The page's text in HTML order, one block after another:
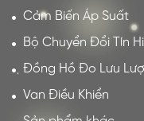
Cảm Biến Áp Suất
Bộ Chuyển Đổi Tín
Đồng Hồ Đo Lưu
Van Điều Khiển